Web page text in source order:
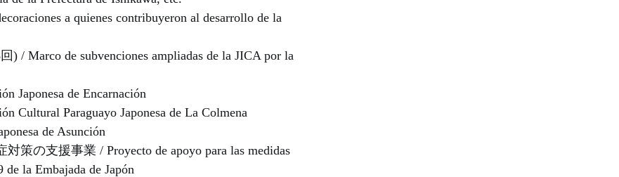
a quienes contribuyeron al desarrollo de la
/ Marco de subvenciones ampliadas de la JICA por la
Japonesa de Encarnación
Cultural Paraguayo Japonesa de La Colmena
de Asunción
策の支援事業 / Proyecto de apoyo para las medidas
la Embajada de Japón